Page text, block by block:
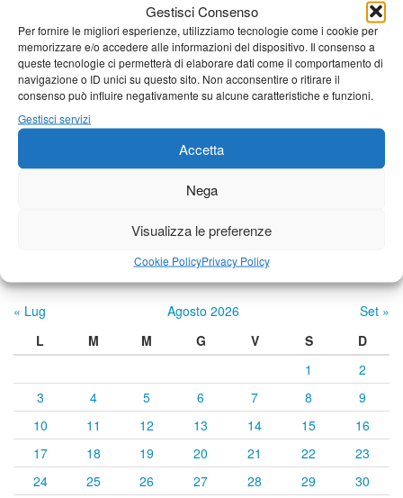
Gestisci Consenso
Per fornire le migliori esperienze, utilizziamo tecnologie come i cookie per
memorizzare e/o accedere alle informazioni del dispositivo. Il consenso a
queste tecnologie ci permetterà di elaborare dati come il comportamento di
navigazione o ID unici su questo sito. Non acconsentire o ritirare il
consenso può influire negativamente su alcune caratteristiche e funzioni.
Gestisci servizi
Accetta
Nega
Visualizza le preferenze
Cookie PolicyPrivacy Policy
22°C|36°C 21°C
Barga
22°C|33°C 21°C|34°C 21°C|34°C
Castelnuovo Garfagnana
22°C|33°C 21°C|34°C 21°C|34°C
Previsioni a cura di:
Calendario eventi
« Lug Agosto 2026
Set »
L
M M G V S
D
1
2
3
4 5 6 7 8
9
10
11 12 13 14 15
16
17
18 19 20 21 22
23
24
25 26 27 28 29 30